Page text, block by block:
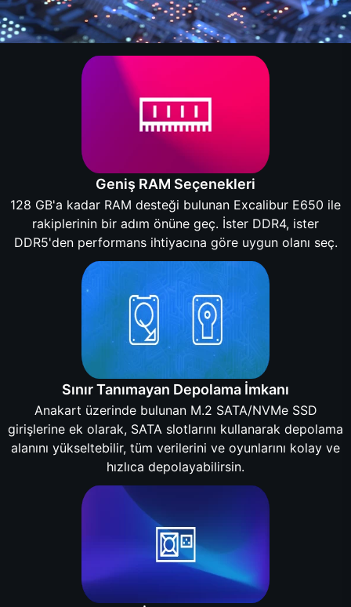
Geniş RAM Seçenekleri
128 GB'a kadar RAM desteği bulunan Excalibur E650 ile
rakiplerinin bir adım önüne geç. İster DDR4, ister
DDR5'den performans ihtiyacına göre uygun olanı seç.
Sınır Tanımayan Depolama İmkanı
Anakart üzerinde bulunan M.2 SATA/NVMe SSD
girişlerine ek olarak, SATA slotlarını kullanarak depolama
alanını yükseltebilir, tüm verilerini ve oyunlarını kolay ve
hızlıca depolayabilirsin.